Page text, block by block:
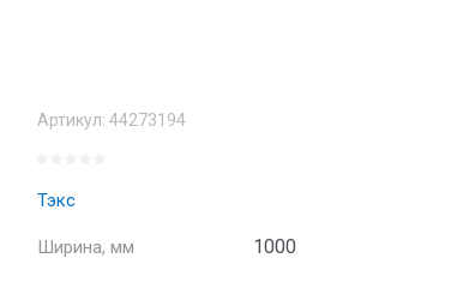
Артикул: 44273194
Тэкс
Ширина, мм 1000